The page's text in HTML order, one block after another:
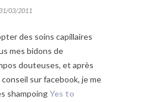
03/2011
des soins capillaires
mes bidons de
douteuses, et après
sur facebook, je me
shampoingYes to